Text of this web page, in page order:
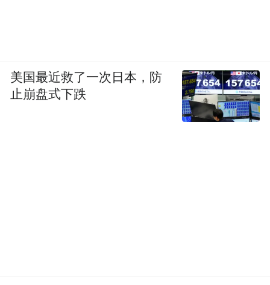
美国最近救了一次日本，防
止崩盘式下跌